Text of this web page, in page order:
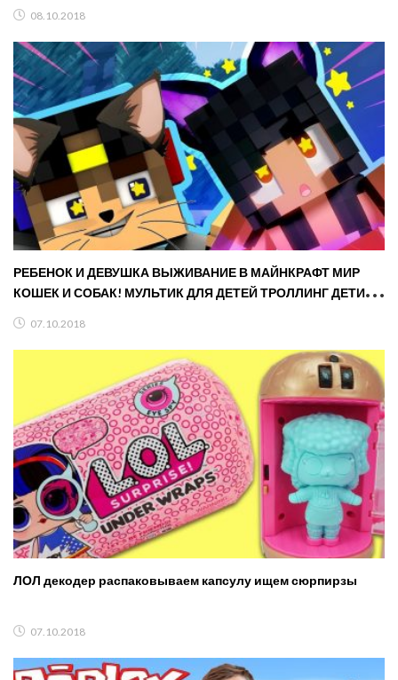
08.10.2018
РЕБЕНОК И ДЕВУШКА ВЫЖИВАНИЕ В МАЙНКРАФТ МИР
КОШЕК И СОБАК! МУЛЬТИК ДЛЯ ДЕТЕЙ ТРОЛЛИНГ ДЕТИ
07.10.2018
ЛОЛ декодер распаковываем капсулу ищем сюрпирзы
07.10.2018